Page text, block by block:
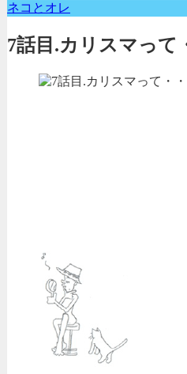
ネコとオレ
7話目.カリスマって